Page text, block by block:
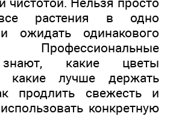
растения в одно
ожидать одинакового
Профессиональные
какие цветы
какие лучше держать
продлить свежесть и
конкретную